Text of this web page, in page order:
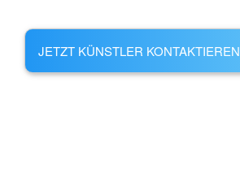
JETZT KÜNSTLER KONTAKTIEREN